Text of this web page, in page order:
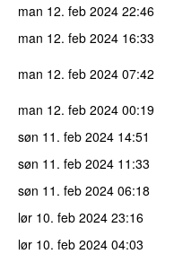
man 12. feb 2024 22:46
man 12. feb 2024 16:33
man 12. feb 2024 07:42
man 12. feb 2024 00:19
søn 11. feb 2024 14:51
søn 11. feb 2024 11:33
søn 11. feb 2024 06:18
lør 10. feb 2024 23:16
lør 10. feb 2024 04:03